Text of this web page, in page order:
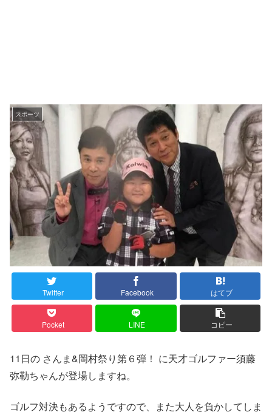
スポーツ
Twitter Facebook はてブ
Pocket LINE コピー
11日の さんま&岡村祭り第６弾！ に天才ゴルファー須藤
弥勒ちゃんが登場しますね。
ゴルフ対決もあるようですので、また大人を負かしてしま